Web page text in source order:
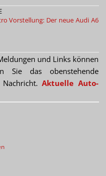
Vorstellung: Der neue Audi A6
und Links können
Sie das obenstehende
Nachricht.Aktuelle Auto-